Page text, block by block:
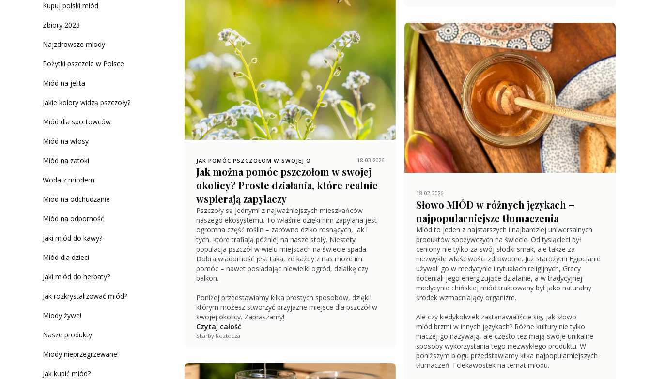
Kupuj polski miód
Zbiory 2023
Najzdrowsze miody
Pożytki pszczele w Polsce
Miód na jelita
Jakie kolory widzą pszczoły?
Miód dla sportowców
Miód na włosy
Miód na zatoki
Woda z miodem
Miód na odchudzanie
Miód na odporność
Jaki miód do kawy?
Miód dla dzieci
Jaki miód do herbaty?
Jak rozkrystalizować miód?
Miody żywe!
Nasze produkty
Miody nieprzegrzewane!
Jak kupić miód?
JAK POMÓC PSZCZOŁOM W SWOJEJ O 18-03-2026
Jak można pomóc pszczołom w swojej
okolicy? Proste działania, które realnie
wspierają zapylaczy
Pszczoły są jednymi z najważniejszych mieszkańców
naszego ekosystemu. To właśnie dzięki nim zapylana jest
ogromna część roślin – zarówno dziko rosnących, jak i
tych, które trafiają później na nasze stoły. Niestety
populacja pszczół w wielu miejscach na świecie spada.
Dobra wiadomość jest taka, że każdy z nas może im
pomóc – nawet posiadając niewielki ogród, działkę czy
balkon.
Poniżej przedstawiamy kilka prostych sposobów, dzięki
którym możesz stworzyć przyjazne miejsce dla pszczół w
swojej okolicy. Zapraszamy!
Czytaj całość
Skarby Roztocza
18-02-2026
Słowo MIÓD w różnych językach –
najpopularniejsze tłumaczenia
Miód to jeden z najstarszych i najbardziej uniwersalnych
produktów spożywczych na świecie. Od tysiącleci był
ceniony nie tylko za swój słodki smak, ale także za
niezwykłe właściwości zdrowotne. Już starożytni Egipcjanie
używali go w medycynie i rytuałach religijnych, Grecy
doceniali jego energizujące działanie, a w tradycyjnej
medycynie chińskiej miód traktowany był jako naturalny
środek wzmacniający organizm.
Ale czy kiedykolwiek zastanawialiście się, jak słowo
miód brzmi w innych językach? Różne kultury nie tylko
inaczej go nazywają, ale często też mają swoje unikalne
sposoby wykorzystania tego niezwykłego produktu. W
poniższym blogu przedstawiamy kilka najpopularniejszych
tłumaczeń i ciekawostek na temat miodu.